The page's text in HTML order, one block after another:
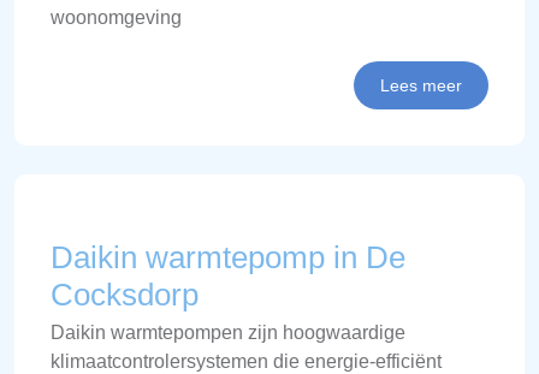
woonomgeving
Lees meer
Daikin warmtepomp in De
Cocksdorp
Daikin warmtepompen zijn hoogwaardige
klimaatcontrolersystemen die energie-efficiënt